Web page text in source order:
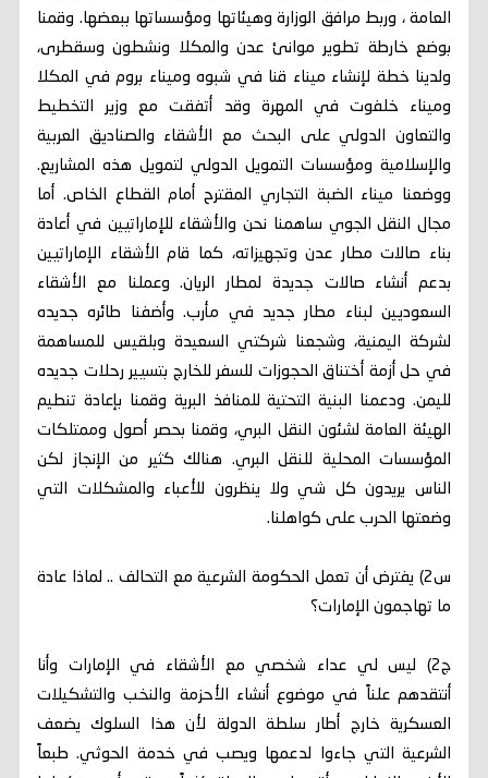
العامة ، وربط مرافق الوزارة وهيئاتها ومؤسساتها ببعضها. وقمنا
بوضع خارطة تطوير موانئ عدن والمكلا ونشطون وسقطرى،
ولدينا خطة لإنشاء ميناء قنا في شبوه وميناء بروم في المكلا
وميناء خلفوت في المهرة وقد أتفقت مع وزير التخطيط
والتعاون الدولي على البحث مع الأشقاء والصناديق العربية
والإسلامية ومؤسسات التمويل الدولي لتمويل هذه المشاريع.
ووضعنا ميناء الضبة التجاري المقترح أمام القطاع الخاص. أما
مجال النقل الجوي ساهمنا نحن والأشقاء للإماراتيين في أعادة
بناء صالات مطار عدن وتجهيزاته، كما قام الأشقاء الإماراتيين
بدعم أنشاء صالات جديدة لمطار الريان. وعملنا مع الأشقاء
السعوديين لبناء مطار جديد في مأرب. وأضفنا طائره جديده
لشركة اليمنية، وشجعنا شركتي السعيدة وبلقيس للمساهمة
في حل أزمة أختناق الحجوزات للسفر للخارج بتسيير رحلات جديده
لليمن. ودعمنا البنية التحتية للمنافذ البرية وقمنا بإعادة تنطيم
الهيئة العامة لشئون النقل البري، وقمنا بحصر أصول وممتلكات
المؤسسات المحلية للنقل البري. هنالك كثير من الإنجاز لكن
الناس يريدون كل شي ولا ينظرون للأعباء والمشكلات التي
وضعتها الحرب على كواهلنا.
س2) يفترض أن تعمل الحكومة الشرعية مع التحالف .. لماذا عادة
ما تهاجمون الإمارات؟
ج2) ليس لي عداء شخصي مع الأشقاء في الإمارات وأنا
أنتقدهم علناً في موضوع أنشاء الأحزمة والنخب والتشكيلات
العسكرية خارج أطار سلطة الدولة لأن هذا السلوك يضعف
الشرعية التي جاءوا لدعمها ويصب في خدمة الحوثي. طبعاً